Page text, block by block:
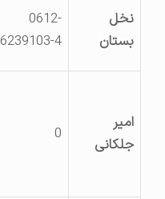
نخل
بستان
0612-
6239103-4
جلکانی